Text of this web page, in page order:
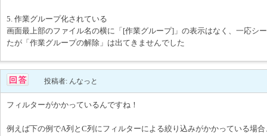
5. 作業グループ化されている
画面最上部のファイル名の横に「[作業グループ]」の表示はなく、一応シ
たが「作業グループの解除」は出てきませんでした
投稿者: んなっと
フィルターがかかっているんですね！
例えば下の例でA列とC列にフィルターによる絞り込みがかかっている場